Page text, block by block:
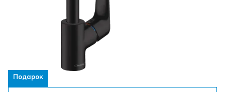
Подарок